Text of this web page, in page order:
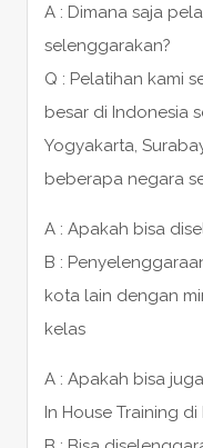
A : Dimana saja
selenggarakan?
Q : Pelatihan kami
besar di Indonesia
Yogyakarta,
beberapa negara
A : Apakah bisa
B :
kota lain dengan
kelas
A : Apakah bisa
In House Training